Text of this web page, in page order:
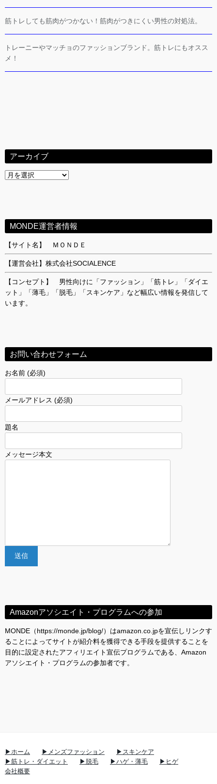
筋トレしても筋肉がつかない！筋肉がつきにくい男性の対処法。
トレーニーやマッチョのファッションブランド。筋トレにもオスス
メ！
アーカイブ
ア
MONDE運営者情報
【サイト名】 ＭＯＮＤＥ
【運営会社】株式会社SOCIALENCE
【コンセプト】 男性向けに「ファッション」「筋トレ」「ダイエ
ット」「薄毛」「脱毛」「スキンケア」など幅広い情報を発信して
います。
お問い合わせフォーム
お名前 (必須)
メールアドレス (必須)
題名
メッセージ本文
Amazonアソシエイト・プログラムへの参加
MONDE（https://monde.jp/blog/）はamazon.co.jpを宣伝しリンクす
ることによってサイトが紹介料を獲得できる手段を提供することを
目的に設定されたアフィリエイト宣伝プログラムである、Amazon
アソシエイト・プログラムの参加者です。
▶ホーム ▶メンズファッション
▶スキンケア
▶筋トレ・ダイエット
▶脱毛 ▶ハゲ・薄毛
▶ヒゲ
会社概要